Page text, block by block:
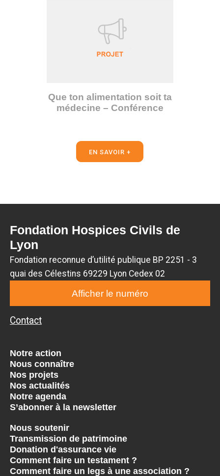
Que ton alimentation soit ta
médecine – Conférence
EN SAVOIR +
Fondation Hospices Civils de
Lyon
Fondation reconnue d’utilité publique BP 2251 - 3
quai des Célestins 69229 Lyon Cedex 02
Afficher le numéro
Contact
Notre action
Nous connaître
Nos projets
Nos actualités
Notre agenda
S’abonner à la newsletter
Nous soutenir
Transmission de patrimoine
Donation d'assurance vie
Comment faire un testament ?
Comment faire un legs à une association ?